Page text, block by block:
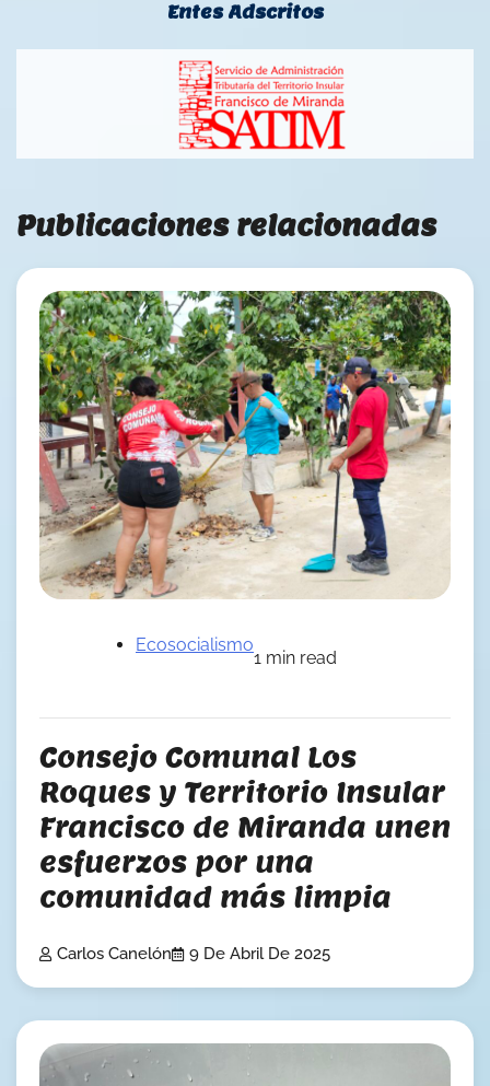
Entes Adscritos
Publicaciones relacionadas
Ecosocialismo
1 min read
Consejo Comunal Los
Roques y Territorio Insular
Francisco de Miranda unen
esfuerzos por una
comunidad más limpia
Carlos Canelón 9 De Abril De 2025